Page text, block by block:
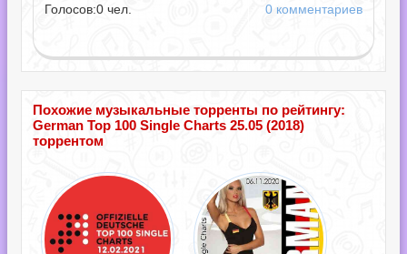
Голосов:0 чел. 0 комментариев
Похожие музыкальные торренты по рейтингу:
German Top 100 Single Charts 25.05 (2018)
торрентом